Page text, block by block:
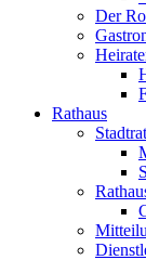
Der
Rathaus